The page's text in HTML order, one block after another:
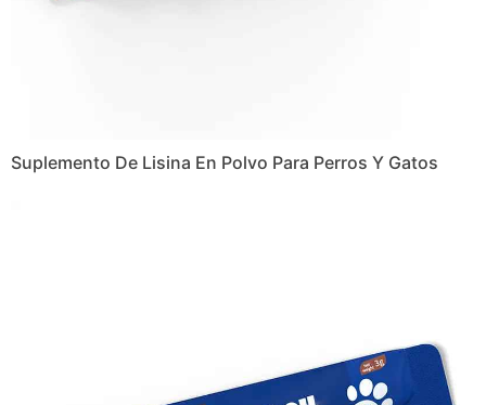
Suplemento De Lisina En Polvo Para Perros Y Gatos